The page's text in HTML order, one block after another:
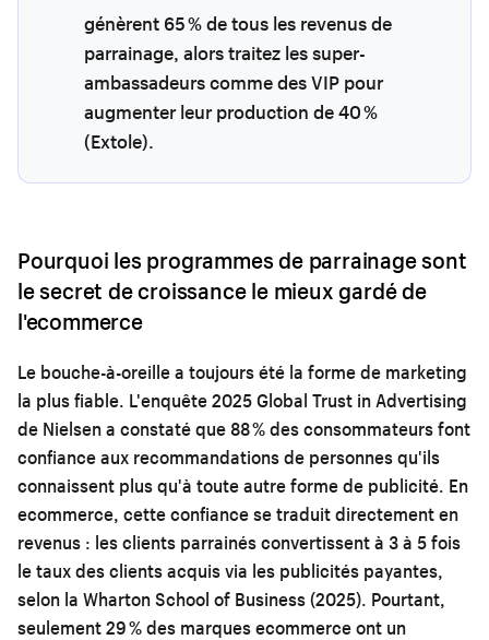
génèrent 65 % de tous les revenus de
parrainage, alors traitez les super-
ambassadeurs comme des VIP pour
augmenter leur production de 40 %
(Extole).
Pourquoi les programmes de parrainage sont
le secret de croissance le mieux gardé de
l'ecommerce
Le bouche-à-oreille a toujours été la forme de marketing
la plus fiable. L'enquête 2025 Global Trust in Advertising
de Nielsen a constaté que 88 % des consommateurs font
confiance aux recommandations de personnes qu'ils
connaissent plus qu'à toute autre forme de publicité. En
ecommerce, cette confiance se traduit directement en
revenus : les clients parrainés convertissent à 3 à 5 fois
le taux des clients acquis via les publicités payantes,
selon la Wharton School of Business (2025). Pourtant,
seulement 29 % des marques ecommerce ont un